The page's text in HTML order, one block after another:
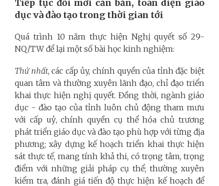
Tiếp tục đổi mới căn bản, toàn diện giáo
dục và đào tạo trong thời gian tới
Quá trình 10 năm thực hiện Nghị quyết số 29-
NQ/TW để lại một số bài học kinh nghiệm:
Thứ nhất, các cấp ủy, chính quyền của tỉnh đặc biệt
quan tâm và thường xuyên lãnh đạo, chỉ đạo triển
khai thực hiện nghị quyết. Đồng thời, ngành giáo
dục - đào tạo của tỉnh luôn chủ động tham mưu
với cấp uỷ, chính quyền cụ thể hóa chủ trương
phát triển giáo dục và đào tạo phù hợp với từng địa
phương; xây dựng kế hoạch triển khai thực hiện
sát thực tế, mang tính khả thi, có trọng tâm, trọng
điểm với những giải pháp cụ thể; thường xuyên
kiểm tra, đánh giá tiến độ thực hiện kế hoạch để